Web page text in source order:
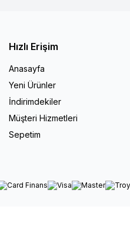
Hızlı Erişim
Anasayfa
Yeni Ürünler
İndirimdekiler
Müşteri Hizmetleri
Sepetim